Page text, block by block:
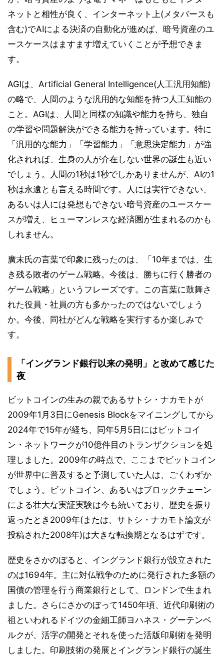
ネットと相性が良く、インターネット上(メタバースも
含む)でAIによる決済の自動化が進めば、暗号資産のユ
ースケースはますます増えていくことが予想できま
す。
AGIは、Artificial General Intelligence(人工汎用知能)
の略で、人間のような汎用的な知能を持つ人工知能の
こと。AGIは、人間と同様の知識や能力を持ち、独自
の学習や問題解決ができる能力を持っています。特に
「汎用的な能力」「学習能力」「意思決定能力」が強
化されれば、生身の人が介在しない世界の誕生も近い
でしょう。人間の1秒は1秒でしかありませんが、AIの1
秒は永遠とも言える時間です。人には実行できない、
あるいは人には発想もできない暗号資産のユースケー
スが増え、ヒューマンレスな経済圏が生まれるのかも
しれません。
廣末氏の言葉で印象に残ったのは、「10年までは、生
き残る敗者のゲーム戦略。今後は、勝ちに行く勝者の
ゲーム戦略」というフレーズです。この言葉に鼓舞さ
れた役員・社員の方も多かったのではないでしょう
か。今後、同社がどんな戦略を実行するか楽しみで
す。
「イングランド銀行以来の発明」と改めて感じた
夜
ビットコインの生みの親であるサトシ・ナカモトが
2009年1月3日にGenesis Blockをマイニングしてから
2024年で15年が経ち、同年5月5日にはビットコイ
ン・ネットワークが10億件目のトランザクションを処
理しました。2009年の時点で、ここまでビットコイン
が世界中に普及すると予測していた人は、ごくわずか
でしょう。ビットコイン、あるいはブロックチェーン
による壮大な実証実験は今も続いており、歴史を振り
返ったとき2009年(または、サトシ・ナカモト論文が
投稿された2008年)は大きな転換期となるはずです。
歴史をさかのぼると、イングランド銀行が設立された
のは1694年。主に対仏戦争のために発行された多額の
国債の管理を行う商業銀行として、ロンドンで生まれ
ました。さらにさかのぼって1450年頃、近代印刷術の
祖といわれるドイツの金細工師ヨハネス・グーテンベ
ルクが、活字の開発とそれを使った活版印刷術を発明
しました。印刷技術の発展とイングランド銀行の誕生